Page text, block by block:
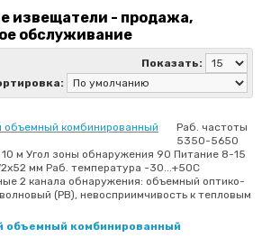
извещатели - продажа,
обслуживание
Показать:
Раб. частоты
5350-5650
м Угол зоны обнаружения 90 Питание 8-15
мм Раб. температура -30...+50С
2 канала обнаружения: объемный оптико-
(РВ), невосприимчивость к тепловым
объемный комбинированный